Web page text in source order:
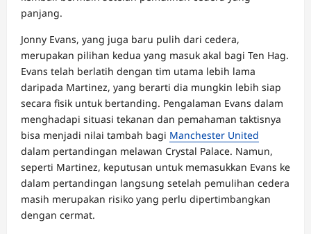
panjang.
Jonny Evans, yang juga baru pulih dari cedera,
merupakan pilihan kedua yang masuk akal bagi Ten Hag.
Evans telah berlatih dengan tim utama lebih lama
daripada Martinez, yang berarti dia mungkin lebih siap
secara fisik untuk bertanding. Pengalaman Evans dalam
menghadapi situasi tekanan dan pemahaman taktisnya
bisa menjadi nilai tambah bagi Manchester United
dalam pertandingan melawan Crystal Palace. Namun,
seperti Martinez, keputusan untuk memasukkan Evans ke
dalam pertandingan langsung setelah pemulihan cedera
masih merupakan risiko yang perlu dipertimbangkan
dengan cermat.